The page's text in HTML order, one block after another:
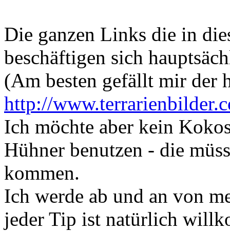
Die ganzen Links die in
beschäftigen sich
(Am besten gefällt mir der
http://
Ich möchte aber kein
Hühner benutzen - die
kommen.
Ich werde ab und an von
jeder Tip ist natürlich